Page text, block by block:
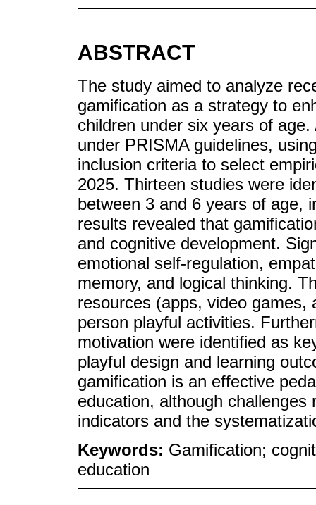
ABSTRACT
The study aimed to analyze
gamification as a strategy to
children under six years of
under PRISMA guidelines,
inclusion criteria to select
2025. Thirteen studies were
between 3 and 6 years of age,
results revealed that
and cognitive development.
emotional self-regulation,
memory, and logical thinking.
resources (apps, video
person playful activities.
motivation were identified as
playful design and learning
gamification is an effective
education, although
indicators and the
Keywords: Gamification;
education